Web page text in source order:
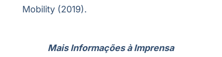
Mobility (2019).
Mais Informações à Imprensa